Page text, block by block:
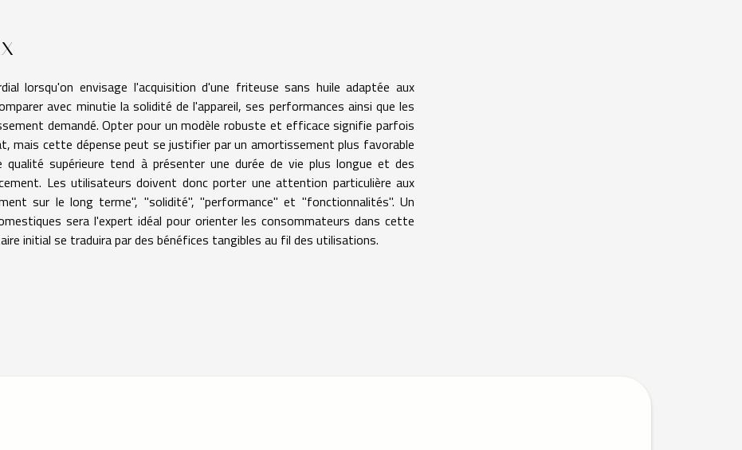
lorsqu'on envisage l'acquisition d'une friteuse sans huile adaptée aux
avec minutie la solidité de l'appareil, ses performances ainsi que les
demandé. Opter pour un modèle robuste et efficace signifie parfois
mais cette dépense peut se justifier par un amortissement plus favorable
supérieure tend à présenter une durée de vie plus longue et des
Les utilisateurs doivent donc porter une attention particulière aux
sur le long terme", "solidité", "performance" et "fonctionnalités". Un
sera l'expert idéal pour orienter les consommateurs dans cette
initial se traduira par des bénéfices tangibles au fil des utilisations.